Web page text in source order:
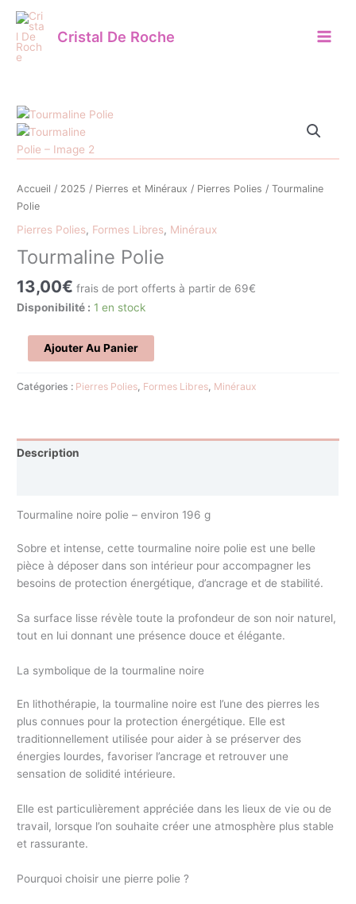
contenu
Cristal De Roche
Accueil / 2025 / Pierres et Minéraux / Pierres Polies / Tourmaline
Polie
Pierres Polies, Formes Libres, Minéraux
Tourmaline Polie
13,00€ frais de port offerts à partir de 69€
Disponibilité : 1 en stock
quantité
de
Tourmaline
Ajouter Au Panier
Catégories : Pierres Polies Formes Libres Minéraux
Description
Tourmaline noire polie – environ 196 g
Sobre et intense, cette tourmaline noire polie est une belle
pièce à déposer dans son intérieur pour accompagner les
besoins de protection énergétique, d’ancrage et de stabilité.
Sa surface lisse révèle toute la profondeur de son noir naturel,
tout en lui donnant une présence douce et élégante.
La symbolique de la tourmaline noire
En lithothérapie, la tourmaline noire est l’une des pierres les
plus connues pour la protection énergétique. Elle est
traditionnellement utilisée pour aider à se préserver des
énergies lourdes, favoriser l’ancrage et retrouver une
sensation de solidité intérieure.
Elle est particulièrement appréciée dans les lieux de vie ou de
travail, lorsque l’on souhaite créer une atmosphère plus stable
et rassurante.
Pourquoi choisir une pierre polie ?